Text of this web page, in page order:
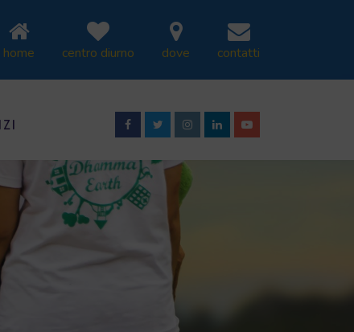
home centro diurno dove contatti